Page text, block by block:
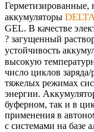
Герметизированные,
аккумуляторы
GEL. В качестве
? загущенный
устойчивость
высокую
число циклов
тяжелых режимах
энергии.
буферном, так и в
применения в
с системами на базе